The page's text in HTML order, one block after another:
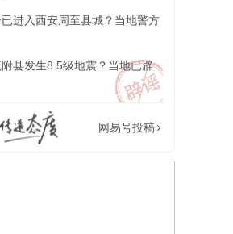
进入西安周至县城？当地警方
县发生8.5级地震？当地已辟
网易号投稿